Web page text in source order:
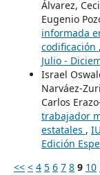
Álvarez,
Eugenio
informada
codificación ,
Julio -
Israel
Narváez-
Carlos
trabajador
estatales ,
Edición
<< < 4 5 6 7 8 9 10